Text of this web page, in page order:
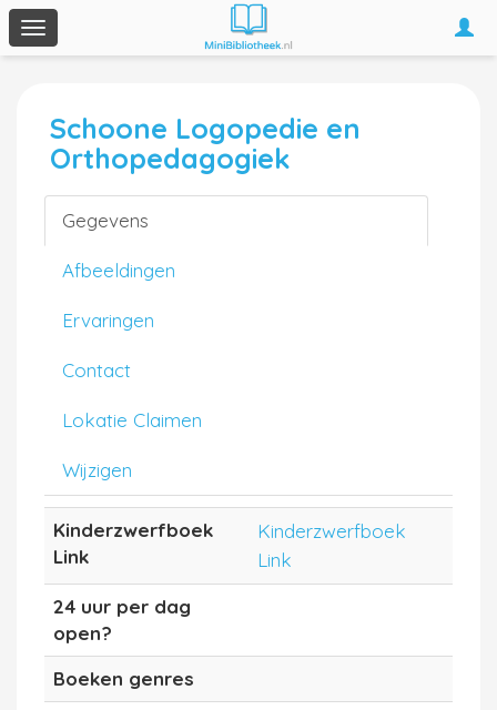
Toggle
navigation
Schoone Logopedie en
Orthopedagogiek
Gegevens
Afbeeldingen
Ervaringen
Contact
Lokatie Claimen
Wijzigen
Kinderzwerfboek
Link
Kinderzwerfboek
Link
24 uur per dag
open?
Boeken genres